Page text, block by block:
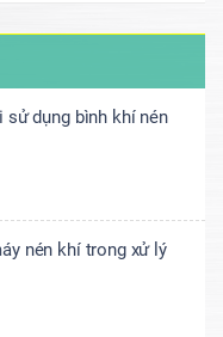
dụng bình khí nén
nén khí trong xử lý